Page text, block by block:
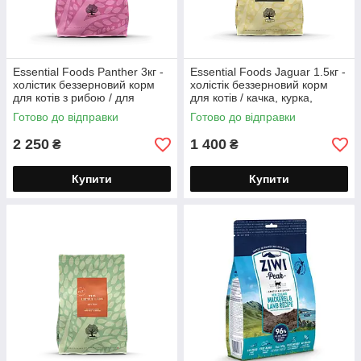
Essential Foods Panther 3кг -
холістик беззерновий корм
для котів з рибою / для
стерилізованих, літніх 12/26
Готово до відправки
2 250 ₴
Купити
Essential Foods Jaguar 1.5кг -
холістік беззерновий корм
для котів / качка, курка,
лосось
Готово до відправки
1 400 ₴
Купити